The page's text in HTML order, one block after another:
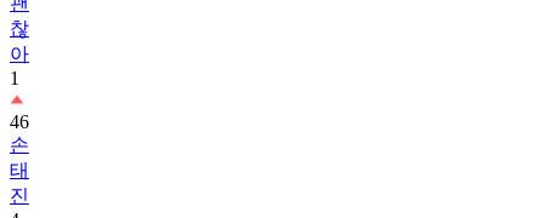
찮
아
1
46
손
태
진